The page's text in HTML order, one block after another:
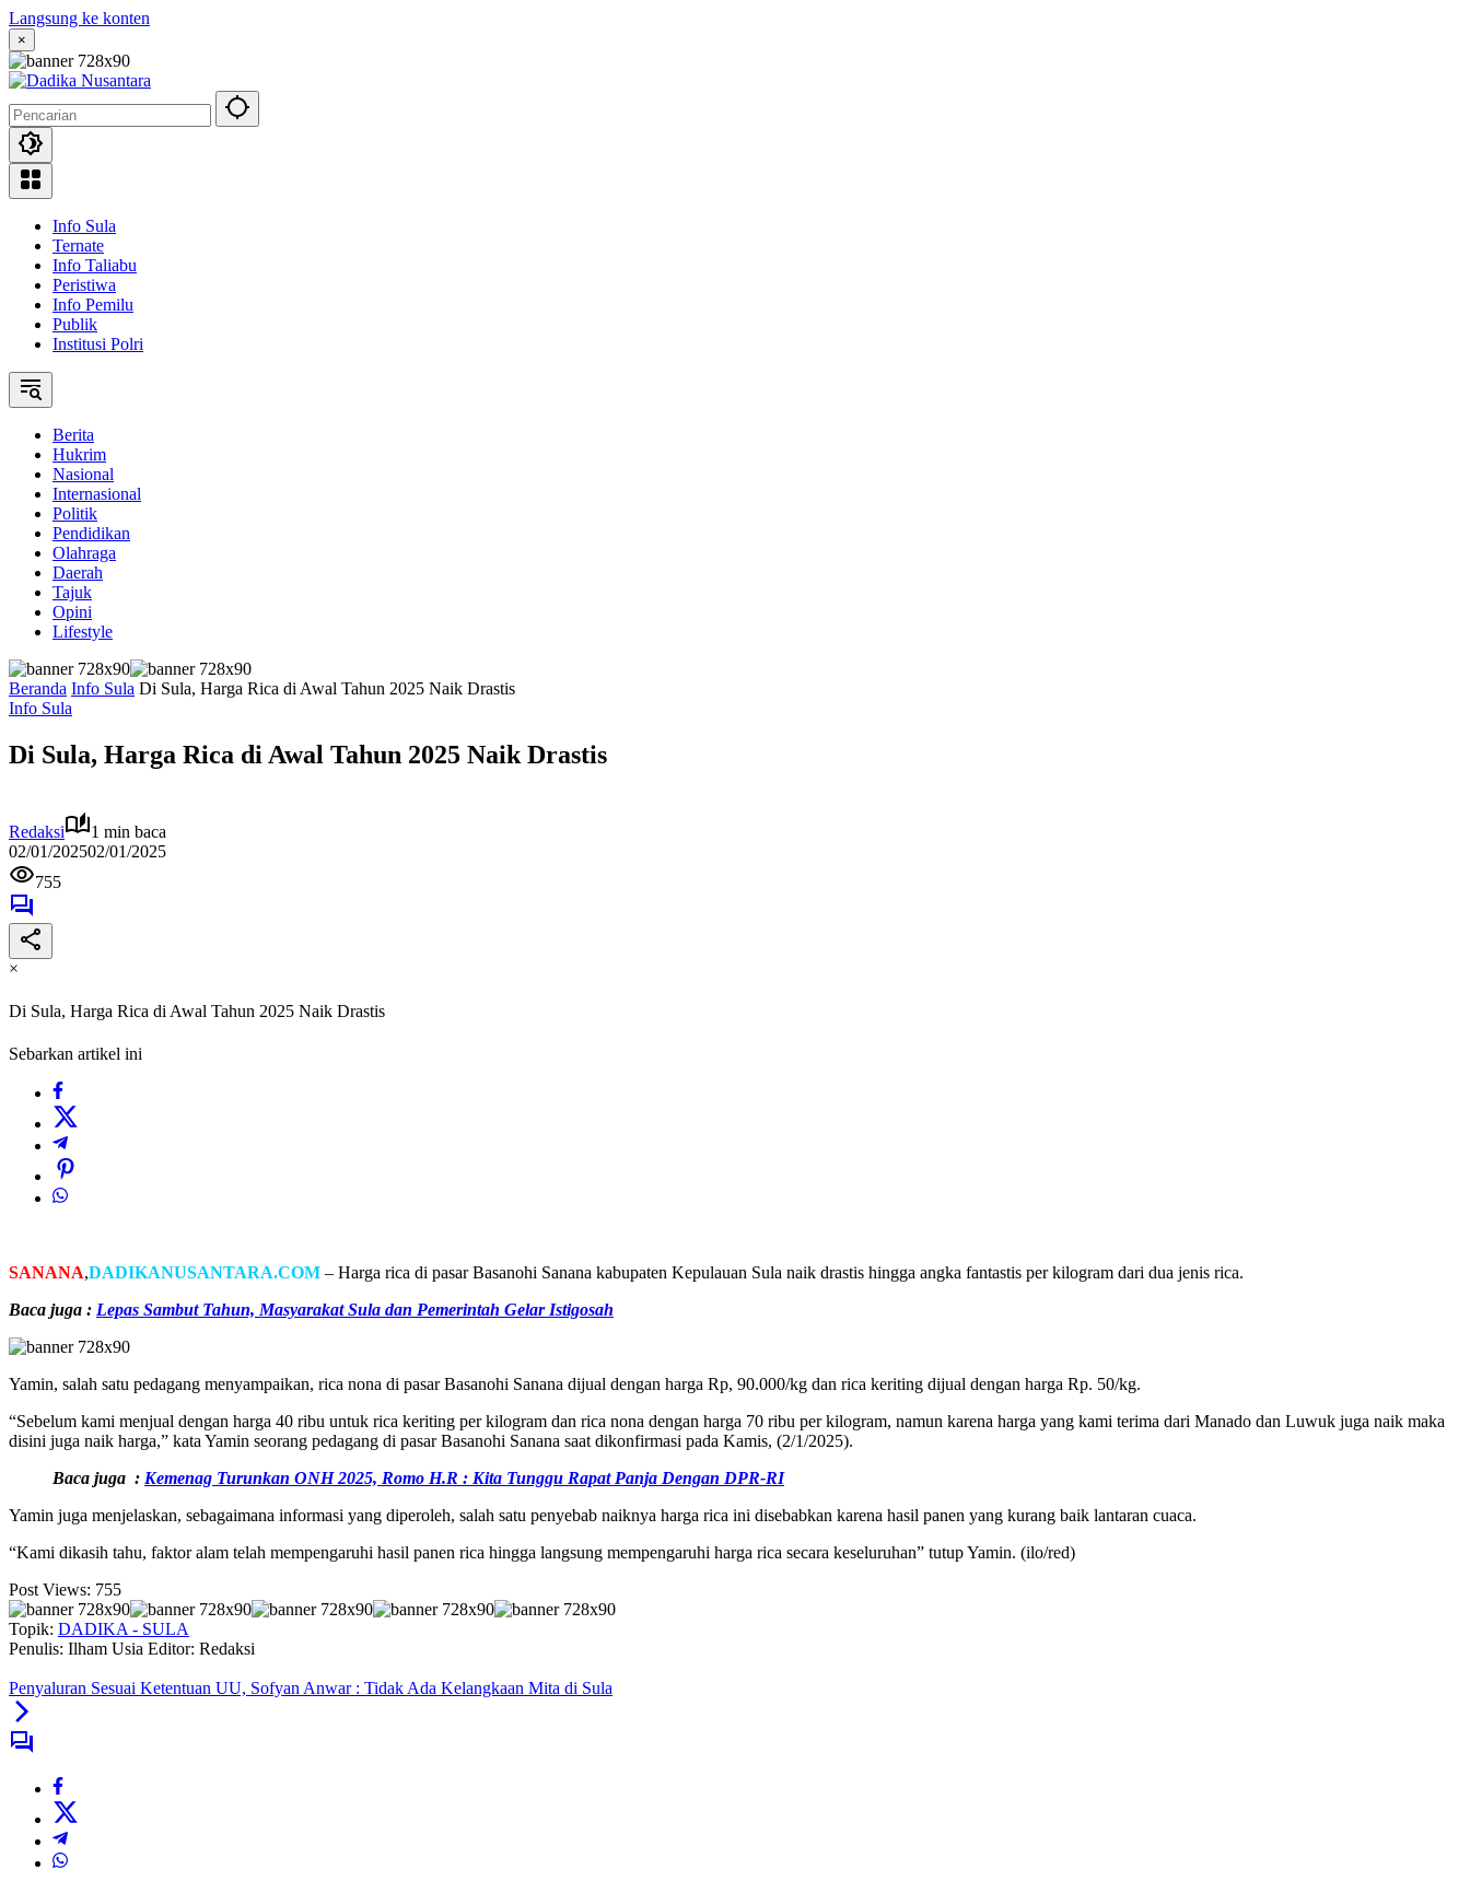
Langsung ke konten
×
Info Sula
Ternate
Info Taliabu
Peristiwa
Info Pemilu
Publik
Institusi Polri
Berita
Hukrim
Nasional
Internasional
Politik
Pendidikan
Olahraga
Daerah
Tajuk
Opini
Lifestyle
Beranda Info Sula Di Sula, Harga Rica di Awal Tahun 2025 Naik Drastis
Info Sula
Di Sula, Harga Rica di Awal Tahun 2025 Naik Drastis
Redaksi
1 min baca
02/01/202502/01/2025
755
×
Di Sula, Harga Rica di Awal Tahun 2025 Naik Drastis
Sebarkan artikel ini
SANANA,DADIKANUSANTARA.COM – Harga rica di pasar Basanohi Sanana kabupaten Kepulauan Sula naik drastis hingga angka fantastis per kilogram dari dua jenis rica.
Baca juga : Lepas Sambut Tahun, Masyarakat Sula dan Pemerintah Gelar Istigosah
Yamin, salah satu pedagang menyampaikan, rica nona di pasar Basanohi Sanana dijual dengan harga Rp, 90.000/kg dan rica keriting dijual dengan harga Rp. 50/kg.
“Sebelum kami menjual dengan harga 40 ribu untuk rica keriting per kilogram dan rica nona dengan harga 70 ribu per kilogram, namun karena harga yang kami terima dari Manado dan Luwuk juga naik maka
disini juga naik harga,” kata Yamin seorang pedagang di pasar Basanohi Sanana saat dikonfirmasi pada Kamis, (2/1/2025).
Baca juga : Kemenag Turunkan ONH 2025, Romo H.R : Kita Tunggu Rapat Panja Dengan DPR-RI
Yamin juga menjelaskan, sebagaimana informasi yang diperoleh, salah satu penyebab naiknya harga rica ini disebabkan karena hasil panen yang kurang baik lantaran cuaca.
“Kami dikasih tahu, faktor alam telah mempengaruhi hasil panen rica hingga langsung mempengaruhi harga rica secara keseluruhan” tutup Yamin. (ilo/red)
Post Views: 755
Topik: DADIKA - SULA
Penulis: Ilham Usia Editor: Redaksi
Penyaluran Sesuai Ketentuan UU, Sofyan Anwar : Tidak Ada Kelangkaan Mita di Sula